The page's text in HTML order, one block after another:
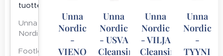
tuotteet
Unna
Nordic
Footlogix
Unna
Nordic
-
VIENO
Unna
Nordic
- USVA
Cleansing
Unna
Nordic
- VILJA
Cleansing
Unna
Nordic
-
TYYNI